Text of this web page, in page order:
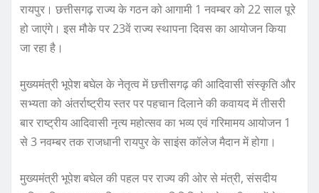
रायपुर। छत्तीसगढ़ राज्य के गठन को आगामी 1 नवम्बर को 22 साल पूरे
हो जाएंगे। इस मौके पर 23वें राज्य स्थापना दिवस का आयोजन किया
जा रहा है।
मुख्यमंत्री भूपेश बघेल के नेतृत्व में छत्तीसगढ़ की आदिवासी संस्कृति और
सभ्यता को अंतर्राष्ट्रीय स्तर पर पहचान दिलाने की कवायद में तीसरी
बार राष्ट्रीय आदिवासी नृत्य महोत्सव का भव्य एवं गरिमामय आयोजन 1
से 3 नवम्बर तक राजधानी रायपुर के साइंस कॉलेज मैदान में होगा।
मुख्यमंत्री भूपेश बघेल की पहल पर राज्य की ओर से मंत्री, संसदीय